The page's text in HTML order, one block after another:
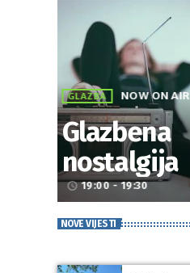
GLAZBA NOW ON AIR
Glazbena
nostalgija
access_time 19:00 - 19:30
NOVE VIJESTI